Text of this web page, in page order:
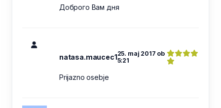
Доброго Вам дня
natasa.maucec125. maj 2017 ob
5:21
Prijazno osebje